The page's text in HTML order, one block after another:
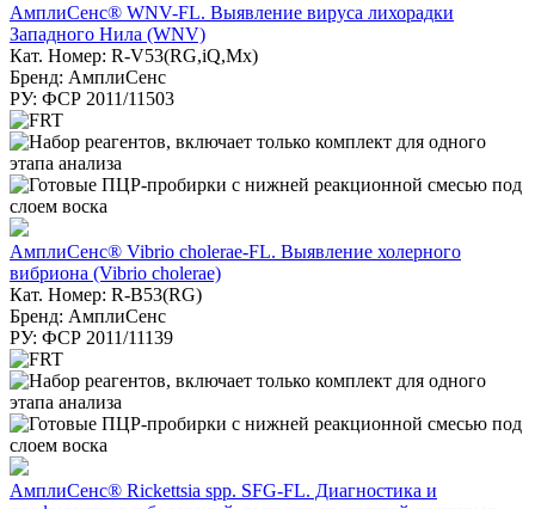
АмплиСенс® WNV-FL. Выявление вируса лихорадки
Западного Нила (WNV)
Кат. Номер: R-V53(RG,iQ,Mx)
Бренд: АмплиСенс
РУ: ФСР 2011/11503
АмплиСенс® Vibrio cholerae-FL. Выявление холерного
вибриона (Vibrio cholerae)
Кат. Номер: R-B53(RG)
Бренд: АмплиСенс
РУ: ФСР 2011/11139
АмплиСенс® Rickettsia spp. SFG-FL. Диагностика и